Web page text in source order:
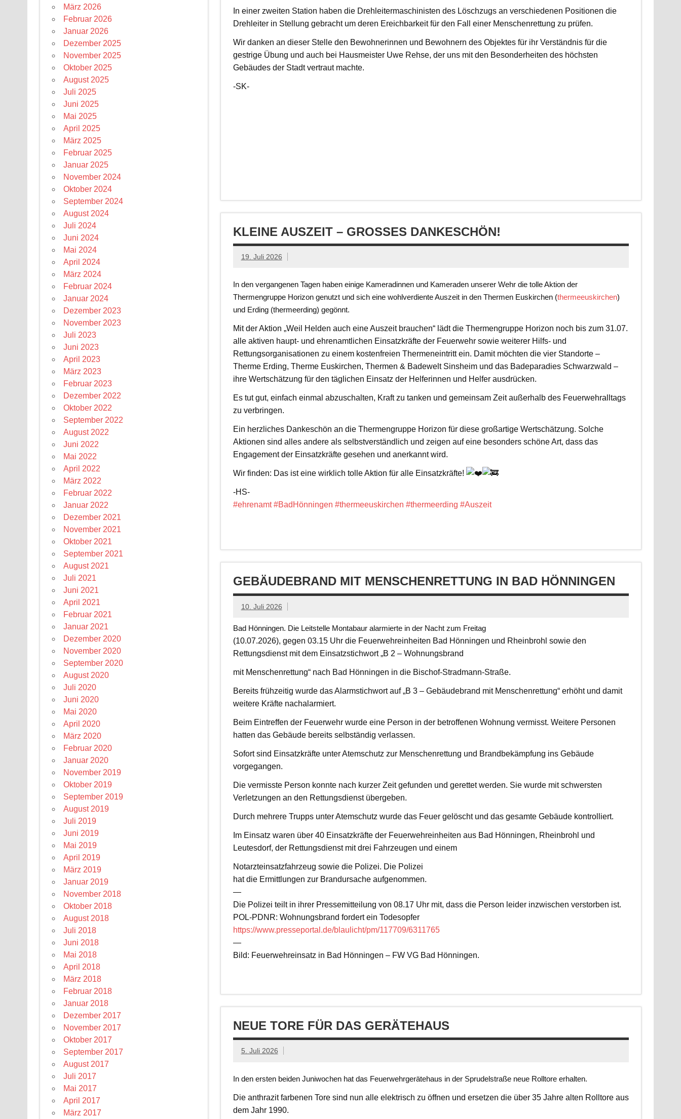
In einer zweiten Station haben die Drehleitermaschinisten des Löschzugs an verschiedenen Positionen die
Drehleiter in Stellung gebracht um deren Ereichbarkeit für den Fall einer Menschenrettung zu prüfen.
Wir danken an dieser Stelle den Bewohnerinnen und Bewohnern des Objektes für ihr Verständnis für die
gestrige Übung und auch bei Hausmeister Uwe Rehse, der uns mit den Besonderheiten des höchsten
Gebäudes der Stadt vertraut machte.
-SK-
KLEINE AUSZEIT – GROSSES DANKESCHÖN!
19. Juli 2026
In den vergangenen Tagen haben einige Kameradinnen und Kameraden unserer Wehr die tolle Aktion der
Thermengruppe Horizon genutzt und sich eine wohlverdiente Auszeit in den Thermen Euskirchen (thermeeuskirchen)
und Erding (thermeerding) gegönnt.
Mit der Aktion „Weil Helden auch eine Auszeit brauchen“ lädt die Thermengruppe Horizon noch bis zum 31.07.
alle aktiven haupt- und ehrenamtlichen Einsatzkräfte der Feuerwehr sowie weiterer Hilfs- und
Rettungsorganisationen zu einem kostenfreien Thermeneintritt ein. Damit möchten die vier Standorte –
Therme Erding, Therme Euskirchen, Thermen & Badewelt Sinsheim und das Badeparadies Schwarzwald –
ihre Wertschätzung für den täglichen Einsatz der Helferinnen und Helfer ausdrücken.
Es tut gut, einfach einmal abzuschalten, Kraft zu tanken und gemeinsam Zeit außerhalb des Feuerwehralltags
zu verbringen.
Ein herzliches Dankeschön an die Thermengruppe Horizon für diese großartige Wertschätzung. Solche
Aktionen sind alles andere als selbstverständlich und zeigen auf eine besonders schöne Art, dass das
Engagement der Einsatzkräfte gesehen und anerkannt wird.
Wir finden: Das ist eine wirklich tolle Aktion für alle Einsatzkräfte!
-HS-
#ehrenamt #BadHönningen #thermeeuskirchen #thermeerding #Auszeit
GEBÄUDEBRAND MIT MENSCHENRETTUNG IN BAD HÖNNINGEN
10. Juli 2026
Bad Hönningen. Die Leitstelle Montabaur alarmierte in der Nacht zum Freitag
(10.07.2026), gegen 03.15 Uhr die Feuerwehreinheiten Bad Hönningen und Rheinbrohl sowie den
Rettungsdienst mit dem Einsatzstichwort „B 2 – Wohnungsbrand
mit Menschenrettung“ nach Bad Hönningen in die Bischof-Stradmann-Straße.
Bereits frühzeitig wurde das Alarmstichwort auf „B 3 – Gebäudebrand mit Menschenrettung“ erhöht und damit
weitere Kräfte nachalarmiert.
Beim Eintreffen der Feuerwehr wurde eine Person in der betroffenen Wohnung vermisst. Weitere Personen
hatten das Gebäude bereits selbständig verlassen.
Sofort sind Einsatzkräfte unter Atemschutz zur Menschenrettung und Brandbekämpfung ins Gebäude
vorgegangen.
Die vermisste Person konnte nach kurzer Zeit gefunden und gerettet werden. Sie wurde mit schwersten
Verletzungen an den Rettungsdienst übergeben.
Durch mehrere Trupps unter Atemschutz wurde das Feuer gelöscht und das gesamte Gebäude kontrolliert.
Im Einsatz waren über 40 Einsatzkräfte der Feuerwehreinheiten aus Bad Hönningen, Rheinbrohl und
Leutesdorf, der Rettungsdienst mit drei Fahrzeugen und einem
Notarzteinsatzfahrzeug sowie die Polizei. Die Polizei
hat die Ermittlungen zur Brandursache aufgenommen.
—
Die Polizei teilt in ihrer Pressemitteilung von 08.17 Uhr mit, dass die Person leider inzwischen verstorben ist.
POL-PDNR: Wohnungsbrand fordert ein Todesopfer
https://www.presseportal.de/blaulicht/pm/117709/6311765
—
Bild: Feuerwehreinsatz in Bad Hönningen – FW VG Bad Hönningen.
NEUE TORE FÜR DAS GERÄTEHAUS
5. Juli 2026
In den ersten beiden Juniwochen hat das Feuerwehrgerätehaus in der Sprudelstraße neue Rolltore erhalten.
Die anthrazit farbenen Tore sind nun alle elektrisch zu öffnen und ersetzen die über 35 Jahre alten Rolltore aus
dem Jahr 1990.
März 2026
Februar 2026
Januar 2026
Dezember 2025
November 2025
Oktober 2025
August 2025
Juli 2025
Juni 2025
Mai 2025
April 2025
März 2025
Februar 2025
Januar 2025
November 2024
Oktober 2024
September 2024
August 2024
Juli 2024
Juni 2024
Mai 2024
April 2024
März 2024
Februar 2024
Januar 2024
Dezember 2023
November 2023
Juli 2023
Juni 2023
April 2023
März 2023
Februar 2023
Dezember 2022
Oktober 2022
September 2022
August 2022
Juni 2022
Mai 2022
April 2022
März 2022
Februar 2022
Januar 2022
Dezember 2021
November 2021
Oktober 2021
September 2021
August 2021
Juli 2021
Juni 2021
April 2021
Februar 2021
Januar 2021
Dezember 2020
November 2020
September 2020
August 2020
Juli 2020
Juni 2020
Mai 2020
April 2020
März 2020
Februar 2020
Januar 2020
November 2019
Oktober 2019
September 2019
August 2019
Juli 2019
Juni 2019
Mai 2019
April 2019
März 2019
Januar 2019
November 2018
Oktober 2018
August 2018
Juli 2018
Juni 2018
Mai 2018
April 2018
März 2018
Februar 2018
Januar 2018
Dezember 2017
November 2017
Oktober 2017
September 2017
August 2017
Juli 2017
Mai 2017
April 2017
März 2017